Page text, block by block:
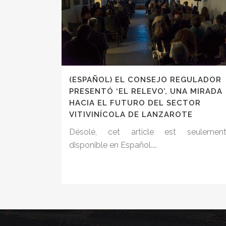
(ESPAÑOL) EL CONSEJO REGULADOR
PRESENTÓ ‘EL RELEVO’, UNA MIRADA
HACIA EL FUTURO DEL SECTOR
VITIVINÍCOLA DE LANZAROTE
Désolé, cet article est
disponible en Español....